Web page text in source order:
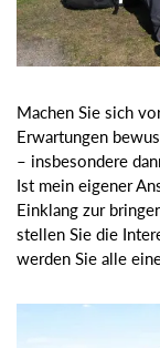
Machen Sie sich
Erwartungen
– insbesondere
Ist mein eigener
Einklang zur
stellen Sie die
werden Sie alle